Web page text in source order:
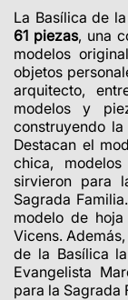
La Basílica de
61 piezas, una
modelos
objetos
arquitecto,
modelos y
construyendo
Destacan el
chica,
sirvieron para
Sagrada
modelo de
Vicens.
de la Basílica
Evangelista
para la Sagrada